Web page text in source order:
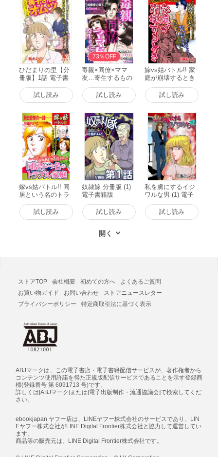
ひだまりの里【分
冊版】1話 電子書
籍版
試し読み
73％OFF
毒親×同僚×ママ
友…寄生するもの
たち (1) 電子書籍
版
試し読み
嫁vs姑バトル!! 家
庭が崩壊するとき
嫁姑シリーズ56 電
子書籍版試し読み
嫁vs姑バトル!! 同
居という名のトラ
ブル家庭 嫁姑シリ
ーズ51 電子書籍版
試し読み
奴隷嫁 分冊版 (1)
電子書籍版
試し読み
私を虜にするイジ
ワルな男 (1) 電子
書籍版
試し読み
ストアTOP 会社概要 初めての方へ
よくあるご質問
お買い物ガイド
お問い合わせ
ストアニュースレター
プライバシーポリシー
特定商取引法に基づく表示
ABJマークは、この電子書店・電子書籍配信サービスが、著作権者から
コンテンツ使用許諾を得た正規版配信サービスであることを示す登録商
標(登録番号 第 6091713 号)です。
詳しくは[ABJマーク]または[電子出版制作・流通協議会]で検索してくだ
さい。
ebookjapan ヤフー店は、LINEヤフー株式会社のサービスであり、LIN
Eヤフー株式会社がLINE Digital Frontier株式会社と協力して運営してい
ます。
商品等の販売元は、LINE Digital Frontier株式会社です。